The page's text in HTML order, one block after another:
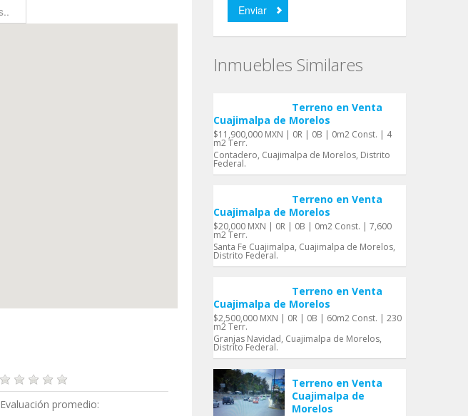
Evaluación promedio:
Inmuebles Similares
Terreno en Venta
Cuajimalpa de Morelos
$11,900,000 MXN | 0R | 0B | 0m2 Const. | 4
m2 Terr.
Contadero, Cuajimalpa de Morelos, Distrito
Federal.
Terreno en Venta
Cuajimalpa de Morelos
$20,000 MXN | 0R | 0B | 0m2 Const. | 7,600
m2 Terr.
Santa Fe Cuajimalpa, Cuajimalpa de Morelos,
Distrito Federal.
Terreno en Venta
Cuajimalpa de Morelos
$2,500,000 MXN | 0R | 0B | 60m2 Const. | 230
m2 Terr.
Granjas Navidad, Cuajimalpa de Morelos,
Distrito Federal.
Terreno en Venta
Cuajimalpa de
Morelos